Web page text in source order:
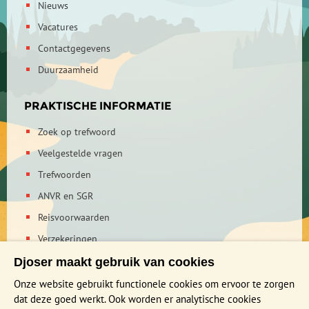
De drie koningssteden Kathmandu, Patan en Bhaktapur
werden in de dertiende eeuw gesticht door de
nakomelingen van de machtige hindoeïstische koning
koninkrijk, die met elkaar wedijverden op het gebied van
kunst en architectuur. Dit is tegenwoordig nog steeds te zien
aan de prachtig versierde tempels, paleizen en andere
Nieuws
Vacatures
Contactgegevens
Duurzaamheid
PRAKTISCHE INFORMATIE
Zoek op trefwoord
Veelgestelde vragen
Trefwoorden
ANVR en SGR
Reisvoorwaarden
Verzekeringen
Reis en boek met Djoser zekerheid
Privacy verklaring
Djoser maakt gebruik van cookies
Onze website gebruikt functionele cookies om ervoor te zorgen
dat deze goed werkt. Ook worden er analytische cookies